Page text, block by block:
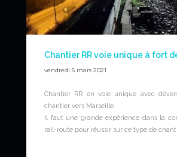
Chantier RR voie unique à fort
vendredi 5 mars 2021
Chantier RR en voie unique avec
chantier vers Marseille.
Il faut une grande expérience dans la
rail-route pour réussir sur ce type de